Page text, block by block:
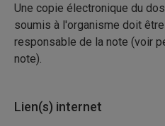
Une copie électronique du
soumis à l'organisme doit
responsable de la note (voir
note).
Lien(s) internet